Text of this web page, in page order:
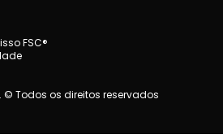
FSC®
© Todos os direitos reservados